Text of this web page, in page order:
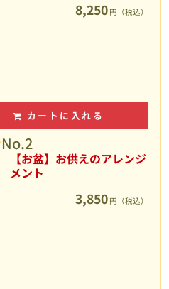
8,250 円（税込）
カートに入れる
No.2
【お盆】お供えのアレンジ
メント
3,850 円（税込）